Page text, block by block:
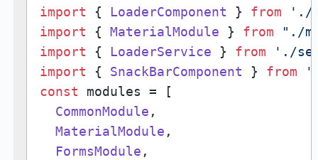
import { LoaderComponent } from
'./
import { MaterialModule } from
"./
import { LoaderService } from
'./
import { SnackBarComponent } from
const modules = [
CommonModule ,
MaterialModule ,
FormsModule ,